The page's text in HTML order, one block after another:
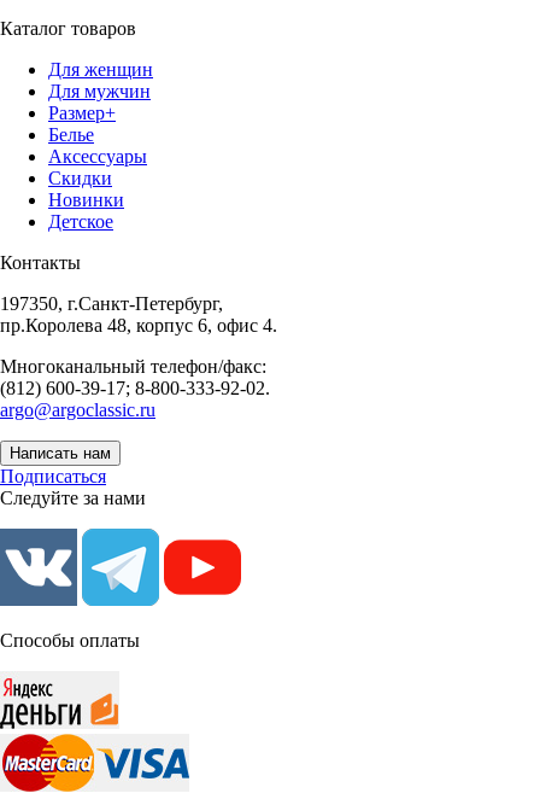
Каталог товаров
Для женщин
Для мужчин
Размер+
Белье
Аксессуары
Скидки
Новинки
Детское
Контакты
197350, г.Санкт-Петербург,
пр.Королева 48, корпус 6, офис 4.
Многоканальный телефон/факс:
(812) 600-39-17; 8-800-333-92-02.
argo@argoclassic.ru
Написать нам
Подписаться
Следуйте за нами
Способы оплаты